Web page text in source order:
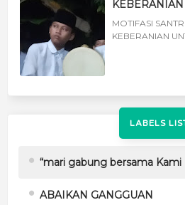
KEBERANIAN
MOTIFASI
KEBERANIAN
LABELS
“mari gabung bersama Kami
ABAIKAN GANGGUAN